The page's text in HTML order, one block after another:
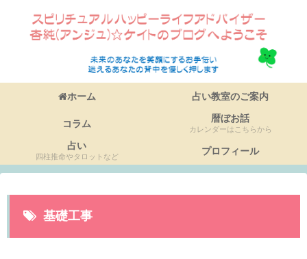
ホーム 占い教室のご案内
コラム 暦ぼお話
カレンダーはこちらから
占い
四柱推命やタロットなど プロフィール
基礎工事